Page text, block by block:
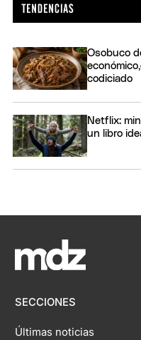
Osobuco
codiciado
Netflix:
un libro
SECCIONES
Últimas noticias